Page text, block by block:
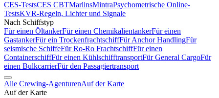
CES-TestsCES CBTMarlinsMintraPsychometrische Online-
TestsKVR-Regeln, Lichter und Signale
Nach Schiffstyp
Für einen ÖltankerFür einen ChemikalientankerFür einen
GastankerFür ein TrockenfrachtschiffFür Anchor HandlingFür
seismische SchiffeFür Ro-Ro FrachtschiffFür einen
ContainerschiffFür einen KühlschifftransportFür General CargoFür
einen BulkcarrierFür den Passagiertransport
Alle Crewing-AgenturenAuf der Karte
Auf der Karte